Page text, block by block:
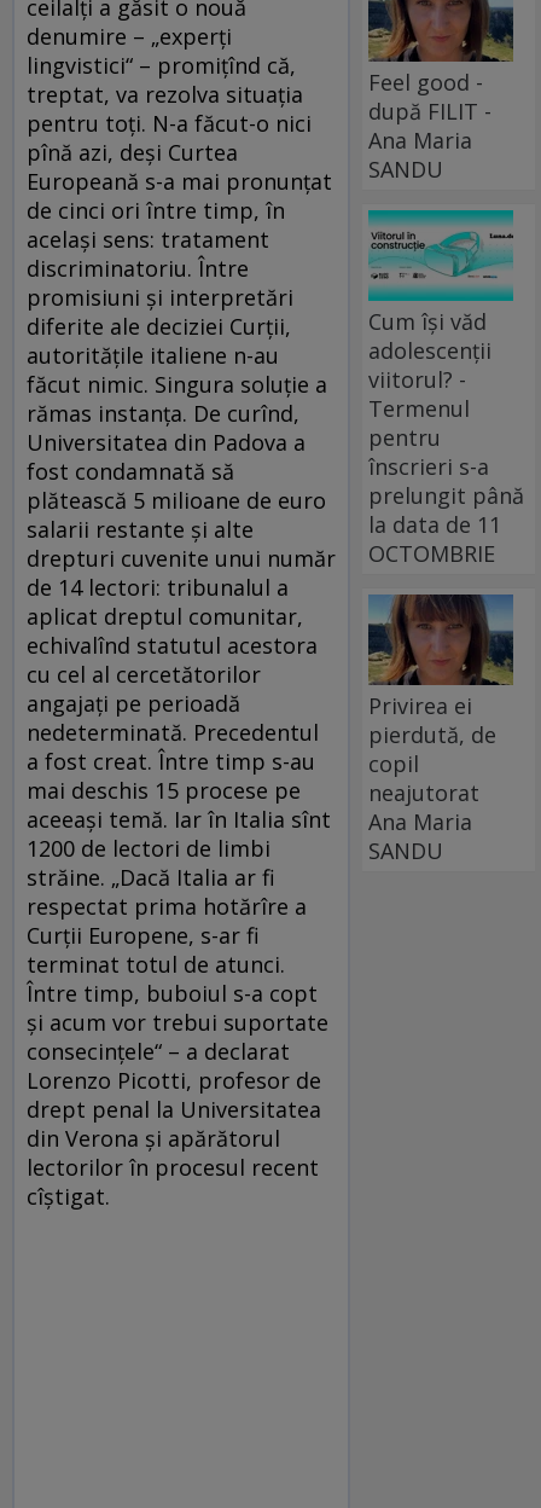
ceilalţi a găsit o nouă
denumire – „experţi
lingvistici“ – promiţînd că,
treptat, va rezolva situaţia
pentru toţi. N-a făcut-o nici
pînă azi, deşi Curtea
Europeană s-a mai pronunţat
de cinci ori între timp, în
acelaşi sens: tratament
discriminatoriu. Între
promisiuni şi interpretări
diferite ale deciziei Curţii,
autorităţile italiene n-au
făcut nimic. Singura soluţie a
rămas instanţa. De curînd,
Universitatea din Padova a
fost condamnată să
plătească 5 milioane de euro
salarii restante şi alte
drepturi cuvenite unui număr
de 14 lectori: tribunalul a
aplicat dreptul comunitar,
echivalînd statutul acestora
cu cel al cercetătorilor
angajaţi pe perioadă
nedeterminată. Precedentul
a fost creat. Între timp s-au
mai deschis 15 procese pe
aceeaşi temă. Iar în Italia sînt
1200 de lectori de limbi
străine. „Dacă Italia ar fi
respectat prima hotărîre a
Curţii Europene, s-ar fi
terminat totul de atunci.
Între timp, buboiul s-a copt
şi acum vor trebui suportate
consecinţele“ – a declarat
Lorenzo Picotti, profesor de
drept penal la Universitatea
din Verona şi apărătorul
lectorilor în procesul recent
cîştigat.
Feel good -
după FILIT -
Ana Maria
SANDU
Cum își văd
adolescenții
viitorul? -
Termenul
pentru
înscrieri s-a
prelungit până
la data de 11
OCTOMBRIE
Privirea ei
pierdută, de
copil
neajutorat
Ana Maria
SANDU